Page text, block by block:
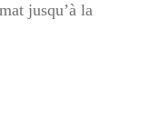
jusqu’à la